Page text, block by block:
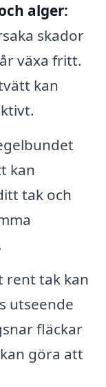
alger:
skador
växa fritt.
kan
kan
tak och
rent tak kan
utseende
fläckar
göra att